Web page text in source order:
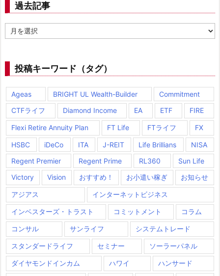
定
6.
H
B
C
バ
イ
ル
ア
プ
リ
か
ら
無
事
に
送
金
完
過去記事
去
投稿キーワード（タグ）
Ageas BRIGHT UL Wealth-Builder
Commitment
CTFライフ
Diamond Income EA ETF FIRE
Flexi Retire Annuity Plan FT Life FTライフ FX
HSBC iDeCo ITA J-REIT Life Brillians
NISA
Regent Premier
Regent Prime RL360
Sun Life
Victory
Vision おすすめ！ お小遣い稼ぎ お知らせ
アジアス インターネットビジネス
インベスターズ・トラスト コミットメント コラム
コンサル サンライフ システムトレード
スタンダードライフ セミナー ソーラーパネル
ダイヤモンドインカム ハワイ ハンサード